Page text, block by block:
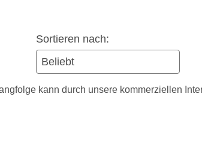
Sortieren nach:
kann durch unsere kommerziellen